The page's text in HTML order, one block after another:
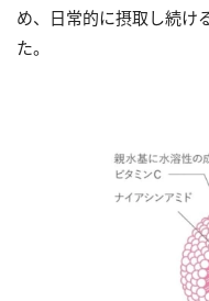
め、日常的に摂取し続け
た。